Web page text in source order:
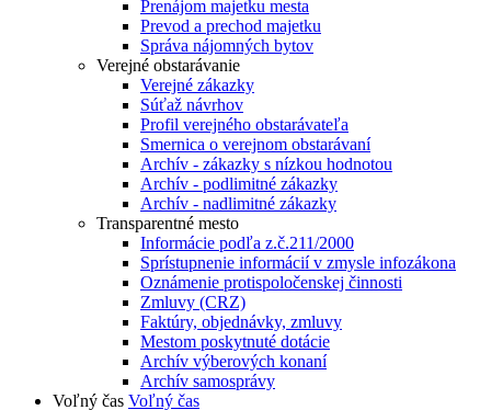
Prenájom majetku mesta
Prevod a prechod majetku
Správa nájomných bytov
Verejné obstarávanie
Verejné zákazky
Súťaž návrhov
Profil verejného obstarávateľa
Smernica o verejnom obstarávaní
Archív - zákazky s nízkou hodnotou
Archív - podlimitné zákazky
Archív - nadlimitné zákazky
Transparentné mesto
Informácie podľa z.č.211/2000
Sprístupnenie informácií v zmysle infozákona
Oznámenie protispoločenskej činnosti
Zmluvy (CRZ)
Faktúry, objednávky, zmluvy
Mestom poskytnuté dotácie
Archív výberových konaní
Archív samosprávy
Voľný čas Voľný čas